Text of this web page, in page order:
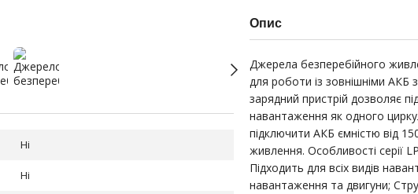
Ні
Ні
Опис
Джерела безперебійного
для роботи із зовнішніми АКБ
зарядний пристрій дозволяє
навантаження як одного
підключити АКБ ємністю від
живлення. Особливості серії
Підходить для всіх видів
навантаження та двигуни;